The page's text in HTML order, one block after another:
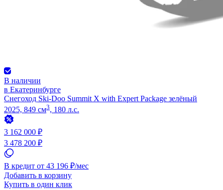
В наличии
в Екатеринбурге
Снегоход Ski-Doo Summit X with Expert Package зелёный
2025, 849 см3, 180 л.с.
3 162 000 ₽
3 478 200 ₽
В кредит от 43 196 ₽/мес
Добавить в корзину
Купить в один клик